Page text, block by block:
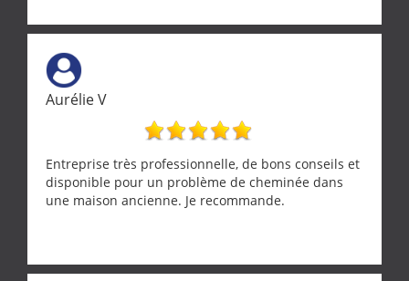
Aurélie V
Entreprise très professionnelle, de bons conseils et
disponible pour un problème de cheminée dans
une maison ancienne. Je recommande.